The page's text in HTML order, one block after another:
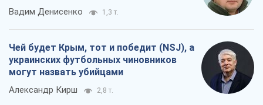
Вадим Денисенко 1,3 т.
Чей будет Крым, тот и победит (NSJ), а
украинских футбольных чиновников
могут назвать убийцами
Александр Кирш 2,8 т.